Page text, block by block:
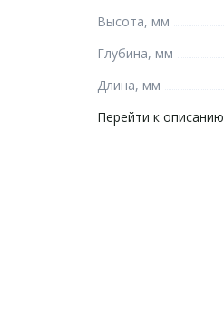
Высота, мм
Глубина, мм
Длина, мм
Перейти к описанию